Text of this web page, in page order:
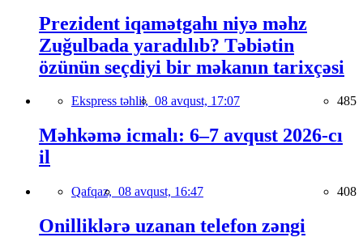
Prezident iqamətgahı niyə məhz
Zuğulbada yaradılıb? Təbiətin
özünün seçdiyi bir məkanın tarixçəsi
Ekspress təhlil, 08 avqust, 17:07 485
Məhkəmə icmalı: 6–7 avqust 2026-cı
il
Qafqaz, 08 avqust, 16:47 408
Onilliklərə uzanan telefon zəngi